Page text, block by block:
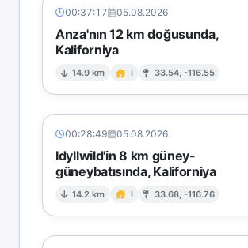
00:37:17 05.08.2026
Anza'nın 12 km doğusunda,
Kaliforniya
14.9 km I 33.54, -116.55
00:28:49 05.08.2026
Idyllwild'in 8 km güney-
güneybatısında, Kaliforniya
14.2 km I 33.68, -116.76